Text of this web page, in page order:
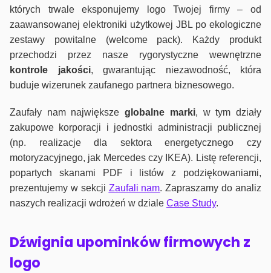
których trwale eksponujemy logo Twojej firmy – od
zaawansowanej elektroniki użytkowej JBL po ekologiczne
zestawy powitalne (welcome pack). Każdy produkt
przechodzi przez nasze rygorystyczne wewnętrzne
kontrole jakości, gwarantując niezawodność, która
buduje wizerunek zaufanego partnera biznesowego.
Zaufały nam największeglobalne marki, w tym działy
zakupowe korporacji i jednostki administracji publicznej
(np. realizacje dla sektora energetycznego czy
motoryzacyjnego, jak Mercedes czy IKEA). Listę referencji,
popartych skanami PDF i listów z podziękowaniami,
prezentujemy w sekcji Zaufali nam. Zapraszamy do analiz
naszych realizacji wdrożeń w dziale Case Study.
Dźwignia upominków firmowych z
logo